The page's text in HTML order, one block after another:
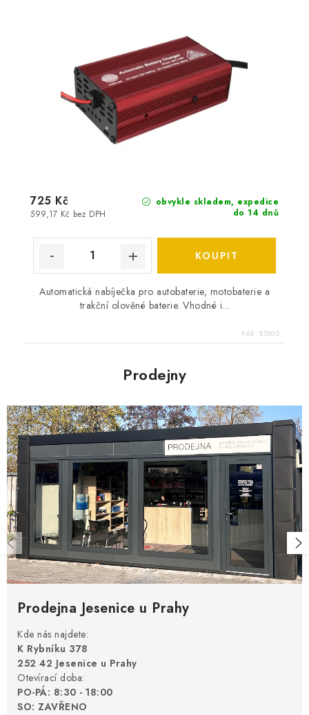
obvykle skladem, expedice
do 14 dnů
599,17 Kč bez DPH
725 Kč
Automatická nabíječka pro autobaterie, motobaterie a
trakční olověné baterie. Vhodné i...
Kód: E5803
Prodejny
Prodejna Jesenice u Prahy
Kde nás najdete:
K Rybníku 378
252 42 Jesenice u Prahy
Otevírací doba:
PO-PÁ: 8:30 - 18:00
SO: ZAVŘENO